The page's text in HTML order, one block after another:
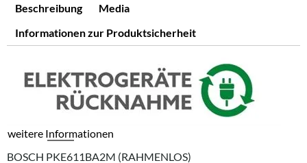
Beschreibung
Media
Informationen zur Produktsicherheit
weitere Informationen
BOSCH PKE611BA2M (RAHMENLOS)